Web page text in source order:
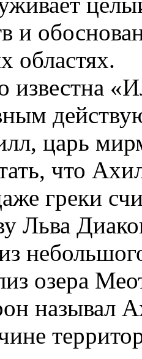
и
областях.
известна
царь
что
греки
Льва
озера
называл